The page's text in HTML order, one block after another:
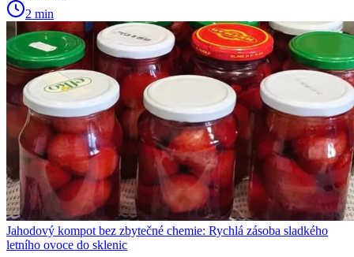
2 min
Jahodový kompot bez zbytečné chemie: Rychlá zásoba sladkého
letního ovoce do sklenic